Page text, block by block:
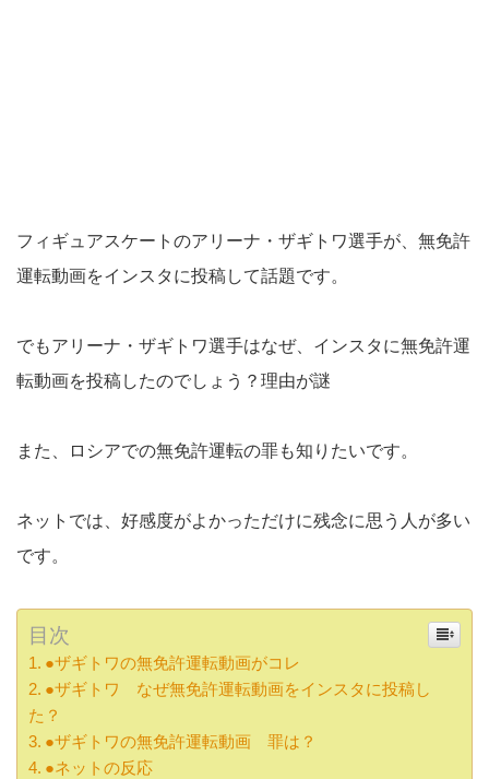
フィギュアスケートのアリーナ・ザギトワ選手が、無免許
運転動画をインスタに投稿して話題です。
でもアリーナ・ザギトワ選手はなぜ、インスタに無免許運
転動画を投稿したのでしょう？理由が謎
また、ロシアでの無免許運転の罪も知りたいです。
ネットでは、好感度がよかっただけに残念に思う人が多い
です。
目次
●ザギトワの無免許運転動画がコレ
●ザギトワ なぜ無免許運転動画をインスタに投稿し
た？
●ザギトワの無免許運転動画 罪は？
●ネットの反応